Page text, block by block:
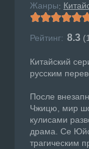
Жанры:
Рейтинг: 8.3 (
Китайский
русским
После
Чжицю, мир
кулисами
драма. Се
трагическим